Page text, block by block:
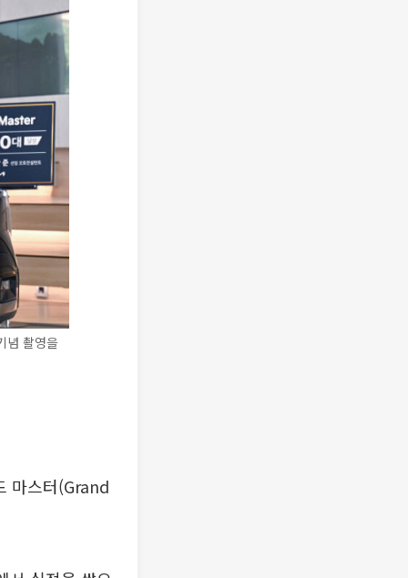
념 촬영을
마스터(Grand